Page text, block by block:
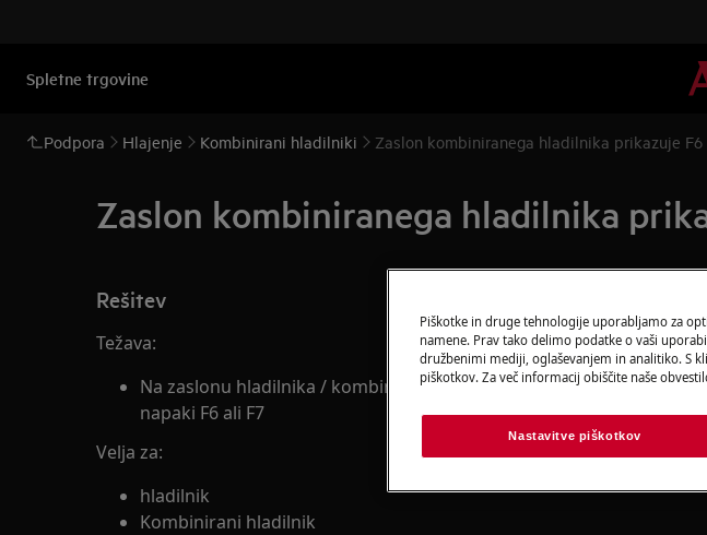
Spletne trgovine
Podpora Hlajenje Kombinirani hladilniki Zaslon kombiniranega hladilnika prikazuje F6
Zaslon kombiniranega hladilnika
Rešitev
Težava:
Na zaslonu hladilnika / kombiniranega hladilnika se prikaže
napaki F6 ali F7
Velja za:
hladilnik
Kombinirani hladilnik
Piškotke in druge tehnologije uporabljamo za
namene. Prav tako delimo podatke o vaši
družbenimi mediji, oglaševanjem in analitiko. S
piškotkov. Za več informacij obiščite naše
Nastavitve piškotkov